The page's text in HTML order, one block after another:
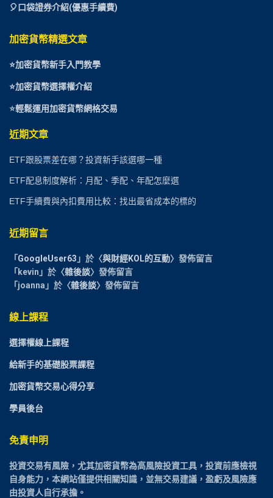
🎈口袋證券介紹(優惠手續費)
加密貨幣精選文章
⭐加密貨幣新手入門教學
⭐加密貨幣選擇權介紹
⭐輕鬆運用加密貨幣網格交易
近期文章
ETF跟股票差在哪？投資新手該選哪一種
ETF配息制度解析：月配、季配、年配怎麼選
ETF手續費與內扣費用比較：找出最省成本的標的
近期留言
「 GoogleUser63 」於〈與財經KOL的互動〉發佈留言
「 kevin 」於〈雜後談〉發佈留言
「 joanna 」於〈雜後談〉發佈留言
線上課程
選擇權線上課程
給新手的基礎股票課程
加密貨幣交易心得分享
學員後台
免責申明
投資交易有風險，尤其加密貨幣為高風險投資工具，投資前應檢視
自身能力，本網站僅提供相關知識，並無交易建議，盈虧及風險應
由投資人自行承擔。